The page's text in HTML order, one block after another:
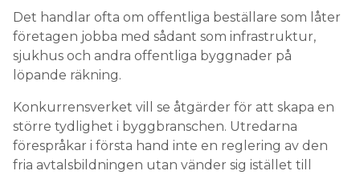
Det handlar ofta om offentliga beställare som låter
företagen jobba med sådant som infrastruktur,
sjukhus och andra offentliga byggnader på
löpande räkning.
Konkurrensverket vill se åtgärder för att skapa en
större tydlighet i byggbranschen. Utredarna
förespråkar i första hand inte en reglering av den
fria avtalsbildningen utan vänder sig istället till